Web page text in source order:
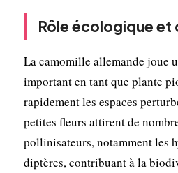
Rôle écologique et
La camomille allemande joue
important en tant que plante
rapidement les espaces
petites fleurs attirent de
pollinisateurs, notamment les
diptères, contribuant à la